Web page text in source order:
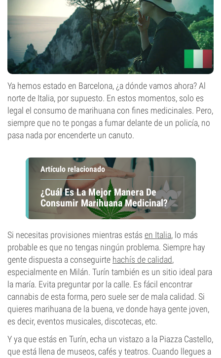
Ya hemos estado en Barcelona, ¿a dónde vamos ahora? Al
norte de Italia, por supuesto. En estos momentos, solo es
legal el consumo de marihuana con fines medicinales. Pero,
siempre que no te pongas a fumar delante de un policía, no
pasa nada por encenderte un canuto.
Artículo relacionado
¿Cuál Es La Mejor Manera De
Consumir Marihuana Medicinal?
Si necesitas provisiones mientras estás en Italia, lo más
probable es que no tengas ningún problema. Siempre hay
gente dispuesta a conseguirte hachís de calidad,
especialmente en Milán. Turín también es un sitio ideal para
la maría. Evita preguntar por la calle. Es fácil encontrar
cannabis de esta forma, pero suele ser de mala calidad. Si
quieres marihuana de la buena, ve donde haya gente joven,
es decir, eventos musicales, discotecas, etc.
Y ya que estás en Turín, echa un vistazo a la Piazza Castello,
que está llena de museos, cafés y teatros. Cuando llegues a